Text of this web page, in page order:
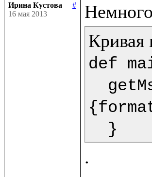
Ирина Кустова
#
16 мая 2013
def
  }